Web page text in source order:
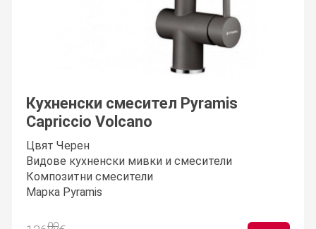
Кухненски смесител Pyramis
Capriccio Volcano
Цвят Черен
Видове кухненски мивки и смесители
Композитни смесители
Марка Pyramis
00